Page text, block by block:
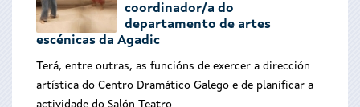
coordinador/a do
departamento de artes
escénicas da Agadic
Terá, entre outras, as funcións de exercer a dirección
artística do Centro Dramático Galego e de planificar a
actividade do Salón Teatro